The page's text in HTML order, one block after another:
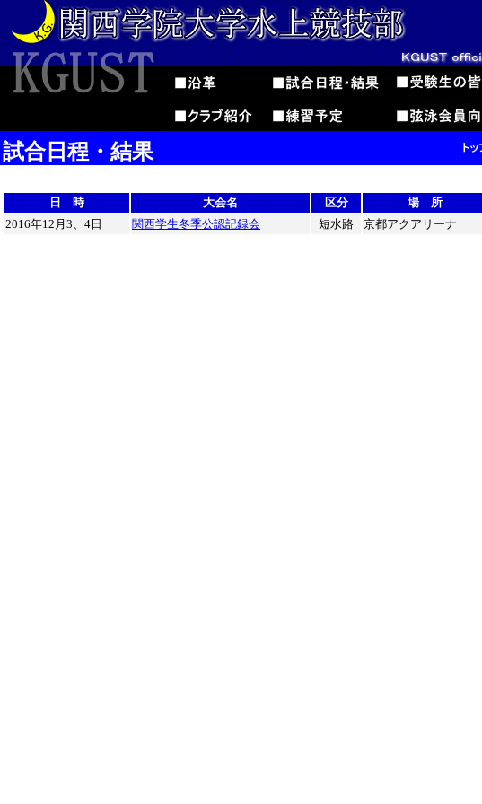
試合日程・結果
日 時 大会名 区分
場 所
2016年12月3、4日
関西学生冬季公認記録会 短水路 京都アクアリーナ